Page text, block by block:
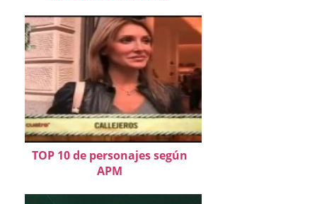
TOP 10 de personajes según
APM